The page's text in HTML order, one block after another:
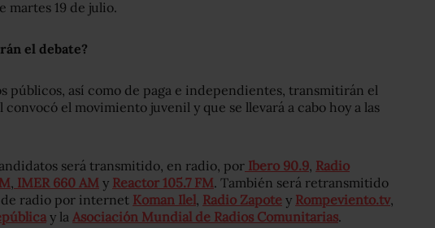
martes 19 de julio.
el debate?
públicos, así como de paga e independientes, transmitirán el
convocó el movimiento juvenil y que se llevará a cabo hoy a las
será transmitido, en radio, por Ibero 90.9, Radio
, IMER 660 AM y Reactor 105.7 FM. También será retransmitido
de radio por internet Koman Ilel, Radio Zapote y Rompeviento.tv,
y la Asociación Mundial de Radios Comunitarias.